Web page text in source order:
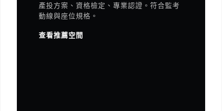
產投方案、資格檢定、專業認證。符合監考
動線與座位規格。
查看推薦空間